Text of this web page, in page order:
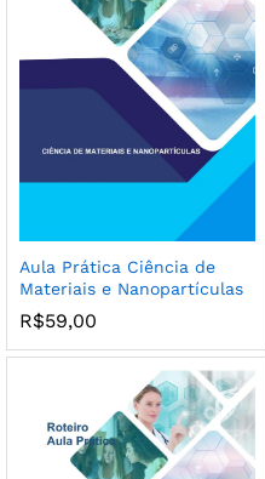
Aula Prática Ciência de
Materiais e Nanopartículas
R$59,00